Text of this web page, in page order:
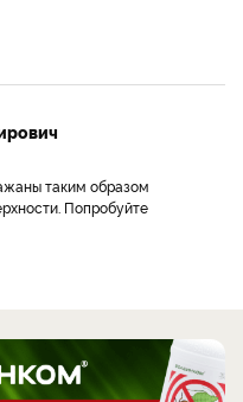
таким образом
Попробуйте